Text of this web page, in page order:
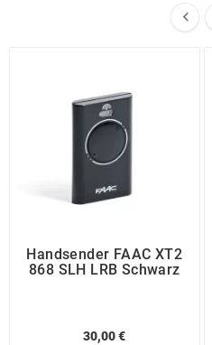

Handsender FAAC XT2
868 SLH LRB Schwarz
30,00 €